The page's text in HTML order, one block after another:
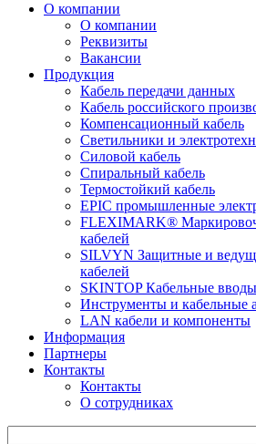
О компании
О компании
Реквизиты
Вакансии
Продукция
Кабель передачи данных
Кабель российского
Компенсационный кабель
Светильники и
Силовой кабель
Спиральный кабель
Термостойкий кабель
EPIC промышленные
FLEXIMARK®
кабелей
SILVYN Защитные и
кабелей
SKINTOP Кабельные вводы
Инструменты и кабельные
LAN кабели и компоненты
Информация
Партнеры
Контакты
Контакты
О сотрудниках